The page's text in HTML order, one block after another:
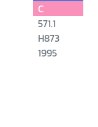
C
571.1
H873
1995